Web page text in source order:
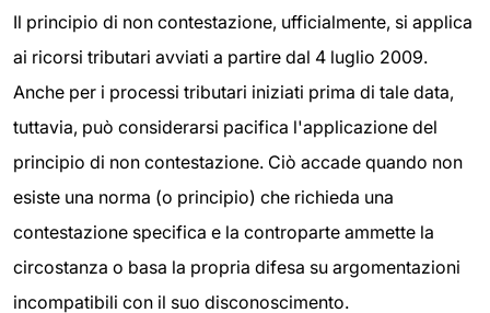
Il principio di non contestazione, ufficialmente, si applica
ai ricorsi tributari avviati a partire dal 4 luglio 2009.
Anche per i processi tributari iniziati prima di tale data,
tuttavia, può considerarsi pacifica l'applicazione del
principio di non contestazione. Ciò accade quando non
esiste una norma (o principio) che richieda una
contestazione specifica e la controparte ammette la
circostanza o basa la propria difesa su argomentazioni
incompatibili con il suo disconoscimento.